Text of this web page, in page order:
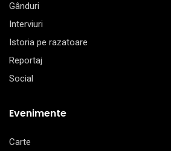
Gânduri
Interviuri
Istoria pe razatoare
Reportaj
Social
Evenimente
Carte